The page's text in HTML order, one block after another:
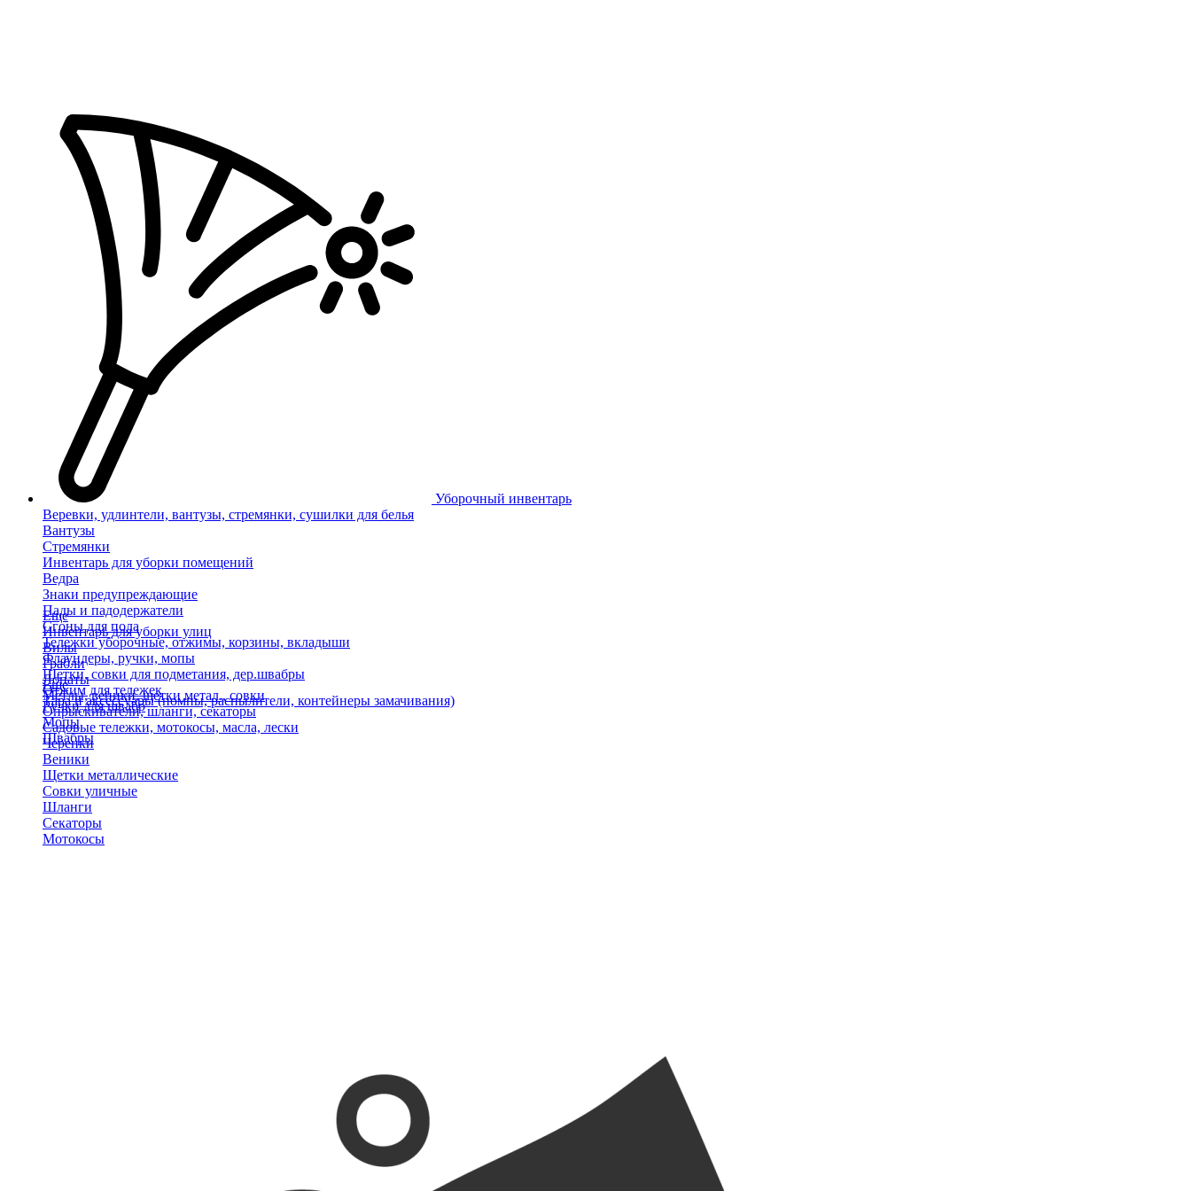
Уборочный инвентарь
Веревки, удлинтели, вантузы, стремянки, сушилки для белья
Вантузы
Стремянки
Инвентарь для уборки помещений
Ведра
Знаки предупреждающие
Пады и падодержатели
Сгоны для пола
Тележки уборочные, отжимы, корзины, вкладыши
Флаундеры, ручки, мопы
Щетки, совки для подметания, дер.швабры
Отжим для тележек
Ручки для швабр
Мопы
Швабры
Еще
Инвентарь для уборки улиц
Вилы
Грабли
Лопаты
Метлы, веники, щетки метал., совки
Опрыскиватели, шланги, секаторы
Садовые тележки, мотокосы, масла, лески
Черенки
Веники
Щетки металлические
Совки уличные
Шланги
Секаторы
Мотокосы
Еще
Тара и аксессуары (помпы, распылители, контейнеры замачивания)